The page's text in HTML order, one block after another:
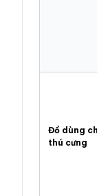
Đồ dùng
thú cưng